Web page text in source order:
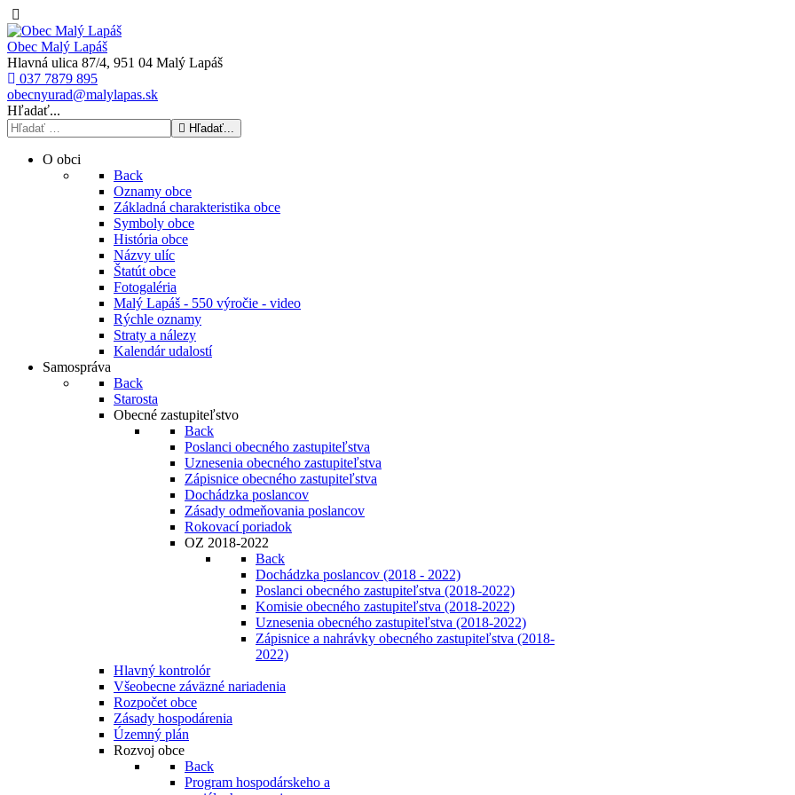
Obec Malý Lapáš
Hlavná ulica 87/4, 951 04 Malý Lapáš
037 7879 895
obecnyurad@malylapas.sk
Hľadať...
Hľadať...
O obci
Back
Oznamy obce
Základná charakteristika obce
Symboly obce
História obce
Názvy ulíc
Štatút obce
Fotogaléria
Malý Lapáš - 550 výročie - video
Rýchle oznamy
Straty a nálezy
Kalendár udalostí
Samospráva
Back
Starosta
Obecné zastupiteľstvo
Back
Poslanci obecného zastupiteľstva
Uznesenia obecného zastupiteľstva
Zápisnice obecného zastupiteľstva
Dochádzka poslancov
Zásady odmeňovania poslancov
Rokovací poriadok
OZ 2018-2022
Back
Dochádzka poslancov (2018 - 2022)
Poslanci obecného zastupiteľstva (2018-2022)
Komisie obecného zastupiteľstva (2018-2022)
Uznesenia obecného zastupiteľstva (2018-2022)
Zápisnice a nahrávky obecného zastupiteľstva (2018-
2022)
Hlavný kontrolór
Všeobecne záväzné nariadenia
Rozpočet obce
Zásady hospodárenia
Územný plán
Rozvoj obce
Back
Program hospodárskeho a